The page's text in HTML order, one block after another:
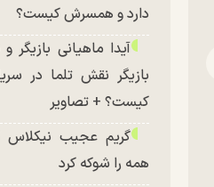
دارد و همسرش کیست؟
آیدا ماهیانی بازیگر
بازیگر نقش تلما در
کیست؟ + تصاویر
گریم عجیب نیکلاس
همه را شوکه کرد